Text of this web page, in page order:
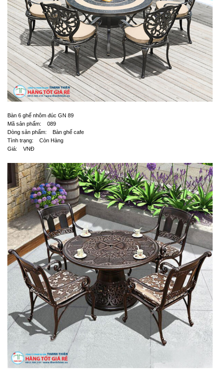
Bàn 6 ghế nhôm đúc GN 89
Mã sản phẩm: 089
Dòng sản phẩm: Bàn ghế cafe
Tình trạng: Còn Hàng
Giá: VNĐ